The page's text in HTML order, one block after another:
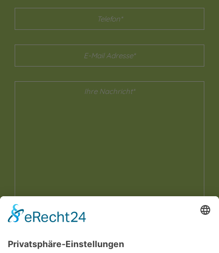
Kenntnis genommen und bin damit